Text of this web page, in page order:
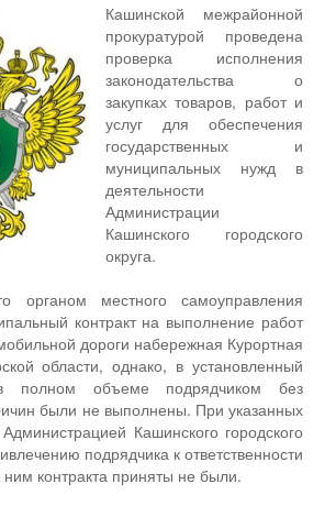
Кашинской межрайонной
прокуратурой проведена
проверка исполнения
законодательства о
закупках товаров, работ и
услуг для обеспечения
государственных и
муниципальных нужд в
деятельности
Администрации
Кашинского городского
округа.
органом местного самоуправления
контракт на выполнение работ
дороги набережная Курортная
области, однако, в установленный
полном объеме подрядчиком без
были не выполнены. При указанных
Администрацией Кашинского городского
подрядчика к ответственности
контракта приняты не были.